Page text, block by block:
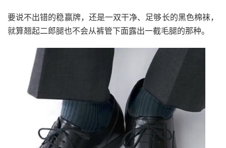
要说不出错的稳赢牌，还是一双干净、足够长的黑色棉袜，
就算翘起二郎腿也不会从裤管下面露出一截毛腿的那种。